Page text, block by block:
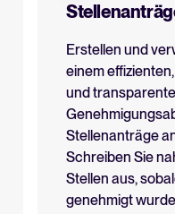
Erstellen und
einem
und
Stellenanträge
Schreiben Sie
Stellen aus,
genehmigt